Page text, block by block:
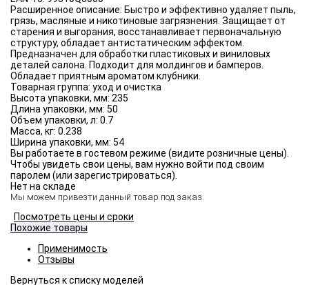
Расширенное описание: Быстро и эффективно удаляет пыль,
грязь, масляные и никотиновые загрязнения. Защищает от
старения и выгорания, восстанавливает первоначальную
структуру, обладает антистатическим эффектом.
Предназначен для обработки пластиковых и виниловых
деталей салона. Подходит для молдингов и бамперов.
Обладает приятным ароматом клубники.
Товарная группа: уход и очистка
Высота упаковки, мм: 235
Длина упаковки, мм: 50
Объем упаковки, л: 0.7
Масса, кг: 0.238
Ширина упаковки, мм: 54
Вы работаете в гостевом режиме (видите розничные цены).
Чтобы увидеть свои цены, вам нужно войти под своим
паролем (или зарегистрироваться).
Нет на складе
Мы можем привезти данный товар под заказ.
Посмотреть цены и сроки
Похожие товары
Применимость
Отзывы